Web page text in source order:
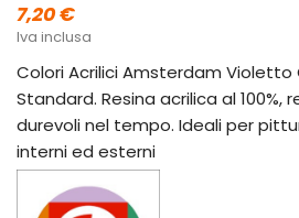
7,20 €
Iva inclusa
Colori Acrilici Amsterdam Violetto
Standard. Resina acrilica al 100%,
durevoli nel tempo. Ideali per
interni ed esterni